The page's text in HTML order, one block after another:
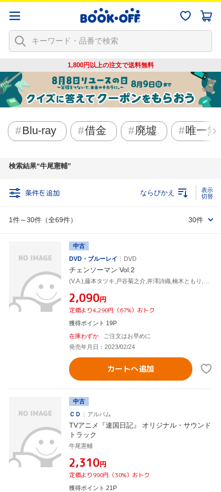
1,800円以上の注文で送料無料
Blu-ray 借金 廃墟 唯一無
検索結果 牛尾憲輔
条件を追加
1件～30件（全69件）
ならびかえ
30件
中古
DVD・ブルーレイ
DVD
チェンソーマン Vol.2
¥2,090円
定価より4,290円（67%）おトク
獲得ポイント 19P
在庫わずか
ご注文はお早めに
発売年月日：2023/02/24
カートへ追加
中古
ＣＤ
アルバム
TVアニメ『違国日記』 オリジナル・サウンド
トラック
牛尾憲輔
¥2,310円
定価より990円（30%）おトク
獲得ポイント 21P